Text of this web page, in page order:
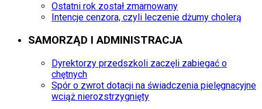
Ostatni rok został zmarnowany
Intencje cenzora, czyli leczenie dżumy cholerą
SAMORZĄD I ADMINISTRACJA
Dyrektorzy przedszkoli zaczęli zabiegać o
chętnych
Spór o zwrot dotacji na świadczenia pielęgnacyjne
wciąż nierozstrzygnięty